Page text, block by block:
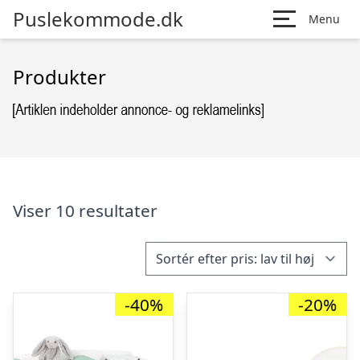
Puslekommode.dk Menu
Produkter
Viser 10 resultater
-40% -20%